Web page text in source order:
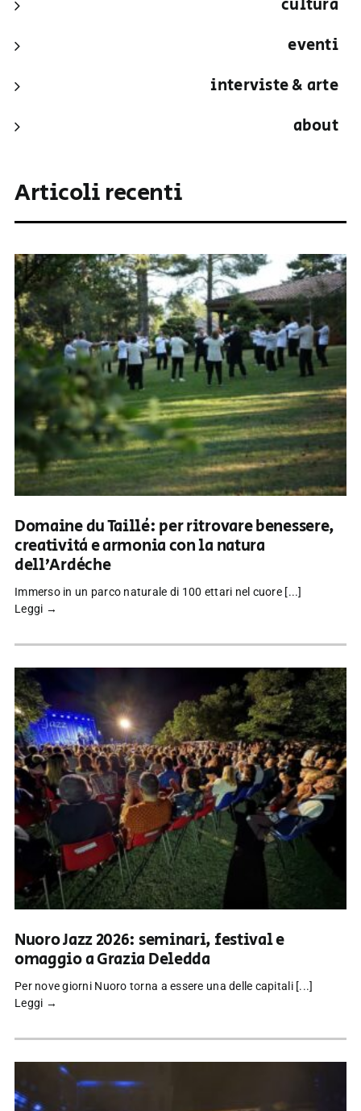
cultura
eventi
interviste & arte
about
Articoli recenti
Domaine du Taillé: per ritrovare benessere,
creatività e armonia con la natura
dell’Ardèche
Immerso in un parco naturale di 100 ettari nel cuore [...]
Leggi →
Nuoro Jazz 2026: seminari, festival e
omaggio a Grazia Deledda
Per nove giorni Nuoro torna a essere una delle capitali [...]
Leggi →